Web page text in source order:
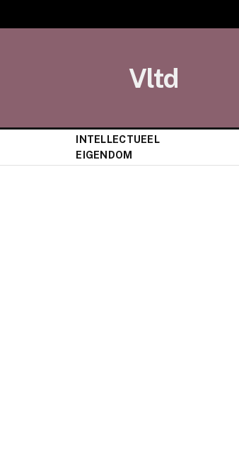
Vltd
INTELLECTUEEL
EIGENDOM